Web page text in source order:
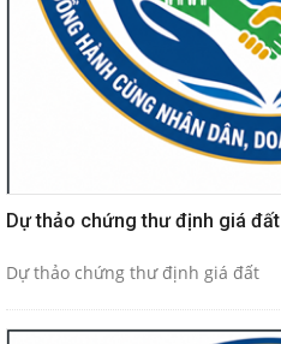
Dự thảo chứng thư định giá đất
Dự thảo chứng thư định giá đất